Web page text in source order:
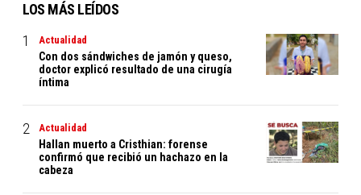
LOS MÁS LEÍDOS
Actualidad
Con dos sándwiches de jamón y queso,
doctor explicó resultado de una cirugía
íntima
Actualidad
Hallan muerto a Cristhian: forense
confirmó que recibió un hachazo en la
cabeza